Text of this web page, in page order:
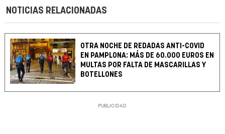
NOTICIAS RELACIONADAS
OTRA NOCHE DE REDADAS ANTI-COVID
EN PAMPLONA: MÁS DE 60.000 EUROS EN
MULTAS POR FALTA DE MASCARILLAS Y
BOTELLONES